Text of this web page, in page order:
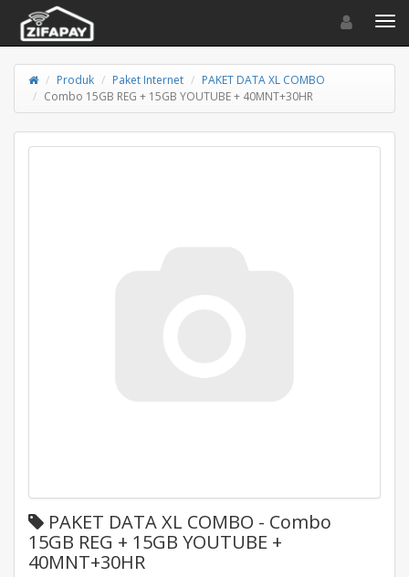
Toggle
Produk Paket Internet
PAKET DATA XL COMBO
Combo 15GB REG + 15GB YOUTUBE + 40MNT+30HR
PAKET DATA XL COMBO - Combo
15GB REG + 15GB YOUTUBE +
40MNT+30HR